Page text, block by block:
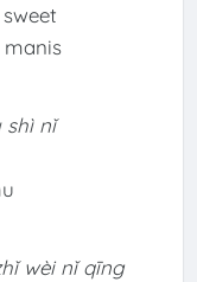
shì nǐ
wèi nǐ qīng